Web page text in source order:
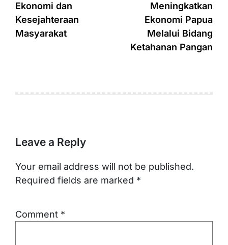
Ekonomi dan
Kesejahteraan
Masyarakat
Meningkatkan
Ekonomi Papua
Melalui Bidang
Ketahanan Pangan
Leave a Reply
Your email address will not be published.
Required fields are marked *
Comment *